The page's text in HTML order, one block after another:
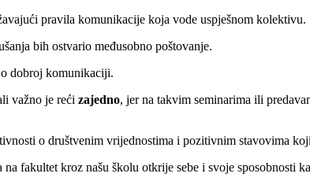
pravila komunikacije koja vode uspješnom kolektivu.
bih ostvario međusobno poštovanje.
o dobroj komunikaciji.
važno je reći zajedno, jer na takvim seminarima ili
o društvenim vrijednostima i pozitivnim stavovima
fakultet kroz našu školu otkrije sebe i svoje sposobnosti